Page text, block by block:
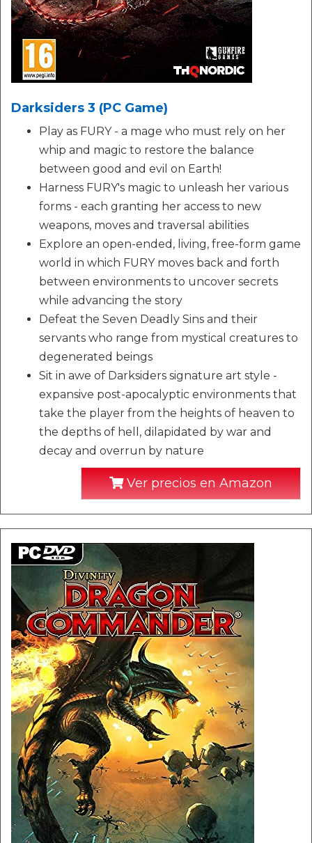
Darksiders 3 (PC Game)
Play as FURY - a mage who must rely on her
whip and magic to restore the balance
between good and evil on Earth!
Harness FURY's magic to unleash her various
forms - each granting her access to new
weapons, moves and traversal abilities
Explore an open-ended, living, free-form game
world in which FURY moves back and forth
between environments to uncover secrets
while advancing the story
Defeat the Seven Deadly Sins and their
servants who range from mystical creatures to
degenerated beings
Sit in awe of Darksiders signature art style -
expansive post-apocalyptic environments that
take the player from the heights of heaven to
the depths of hell, dilapidated by war and
decay and overrun by nature
Ver precios en Amazon